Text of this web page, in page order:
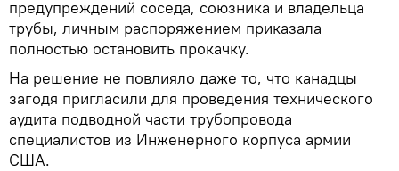
предупреждений соседа, союзника и владельца
трубы, личным распоряжением приказала
полностью остановить прокачку.
На решение не повлияло даже то, что канадцы
загодя пригласили для проведения технического
аудита подводной части трубопровода
специалистов из Инженерного корпуса армии
США.